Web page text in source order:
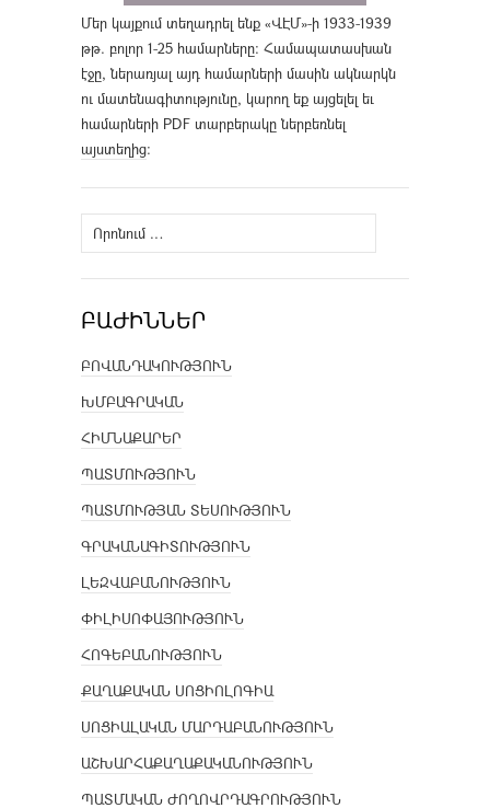
Մեր կայքում տեղադրել ենք «ՎԷՄ»-ի 1933-1939
թթ. բոլոր 1-25 համարները։ Համապատասխան
էջը, ներառյալ այդ համարների մասին ակնարկն
ու մատենագիտությունը, կարող եք այցելել եւ
համարների PDF տարբերակը ներբեռնել
այստեղից։
Որոնել՝
ԲԱԺԻՆՆԵՐ
ԲՈՎԱՆԴԱԿՈՒԹՅՈՒՆ
ԽՄԲԱԳՐԱԿԱՆ
ՀԻՄՆԱՔԱՐԵՐ
ՊԱՏՄՈՒԹՅՈՒՆ
ՊԱՏՄՈՒԹՅԱՆ ՏԵՍՈՒԹՅՈՒՆ
ԳՐԱԿԱՆԱԳԻՏՈՒԹՅՈՒՆ
ԼԵԶՎԱԲԱՆՈՒԹՅՈՒՆ
ՓԻԼԻՍՈՓԱՅՈՒԹՅՈՒՆ
ՀՈԳԵԲԱՆՈՒԹՅՈՒՆ
ՔԱՂԱՔԱԿԱՆ ՍՈՑԻՈԼՈԳԻԱ
ՍՈՑԻԱԼԱԿԱՆ ՄԱՐԴԱԲԱՆՈՒԹՅՈՒՆ
ԱՇԽԱՐՀԱՔԱՂԱՔԱԿԱՆՈՒԹՅՈՒՆ
ՊԱՏՄԱԿԱՆ ԺՈՂՈՎՐԴԱԳՐՈՒԹՅՈՒՆ